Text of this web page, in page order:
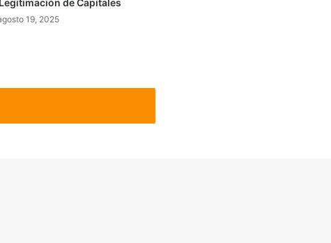
de Capitales
19, 2025